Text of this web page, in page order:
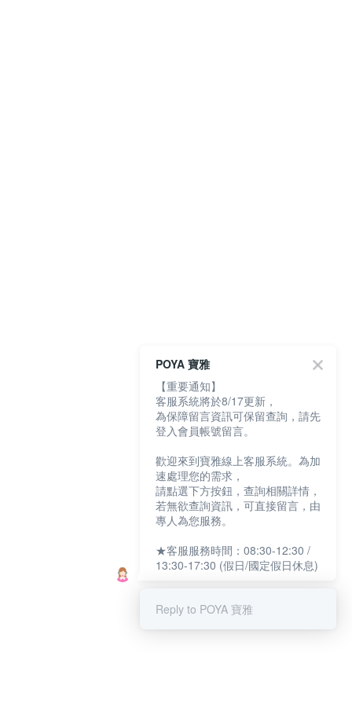
POYA 寶雅
【重要通知】
客服系統將於8/17更新，
為保障留言資訊可保留查詢，請先
登入會員帳號留言。
歡迎來到寶雅線上客服系統。為加
速處理您的需求，
請點選下方按鈕，查詢相關詳情，
若無欲查詢資訊，可直接留言，由
專人為您服務。
★客服服務時間：08:30-12:30 /
13:30-17:30 (假日/國定假日休息)
Reply to POYA 寶雅